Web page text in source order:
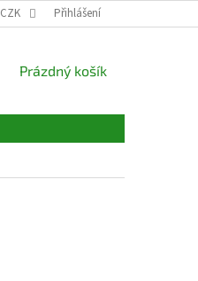
CZK Přihlášení
NÁKUPNÍ
Prázdný košík